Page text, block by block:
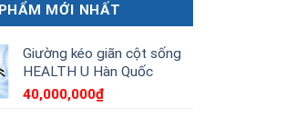
MỚI NHẤT
Giường kéo giãn cột sống
HEALTH U Hàn Quốc
40,000,000₫